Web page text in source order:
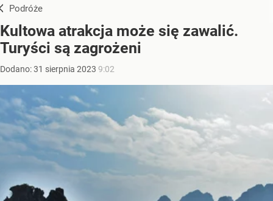
Podróże
Kultowa atrakcja może się zawalić.
Turyści są zagrożeni
Dodano:31 sierpnia 2023 9:02